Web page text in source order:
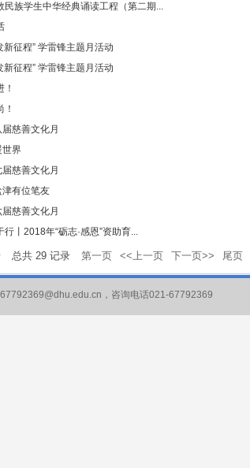
族学生中华经典诵读工程（第二期...
征程” 学雷锋主题月活动
征程” 学雷锋主题月活动
慈善文化月
世界
慈善文化月
津有位笔友
慈善文化月
丨2018年“砺志·感恩”资助育...
总共 29 记录 第一页 <<上一页 下一页>> 尾页
，咨询电话021-67792369